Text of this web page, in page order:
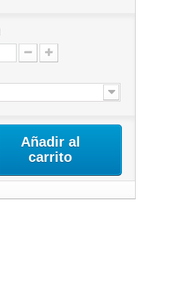
Añadir al
carrito